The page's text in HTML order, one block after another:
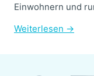
Einwohnern und
Weiterlesen →